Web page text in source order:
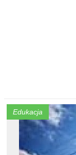
Edukacja